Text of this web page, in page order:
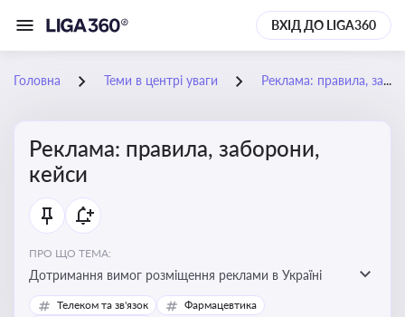
ВХІД ДО LIGA360
Головна Теми в центрі уваги Реклама: правила, заборони, кейси
Реклама: правила, заборони,
кейси
ПРО ЩО ТЕМА:
Дотримання вимог розміщення реклами в Україні
Телеком та зв'язок
Фармацевтика